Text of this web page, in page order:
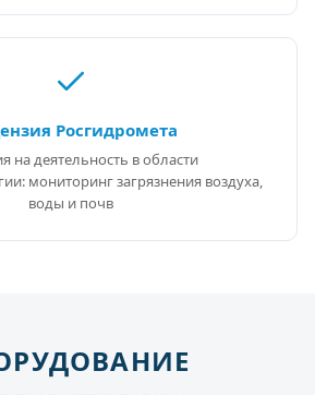
Росгидромета
на деятельность в области
мониторинг загрязнения воздуха,
воды и почв